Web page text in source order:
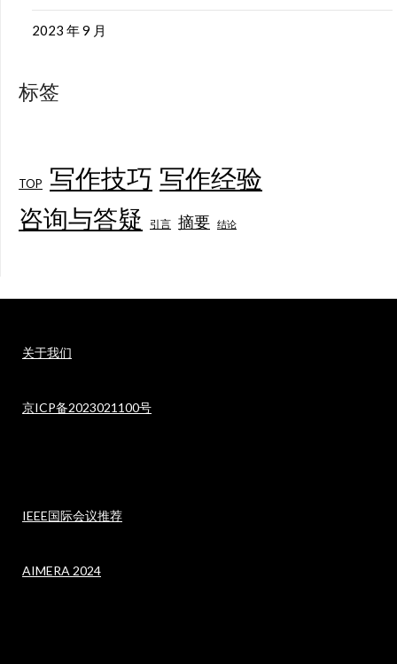
2023 年 9 月
标签
TOP 写作技巧 写作经验
咨询与答疑 引言 摘要 结论
关于我们
京ICP备2023021100号
IEEE国际会议推荐
AIMERA 2024